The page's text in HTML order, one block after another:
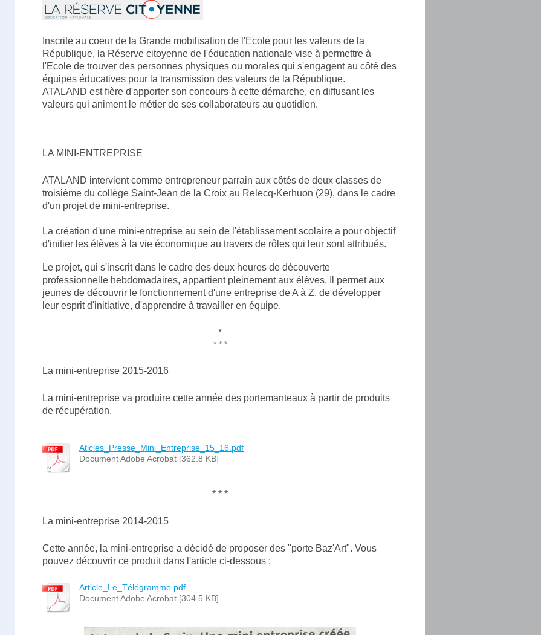
Inscrite au coeur de la Grande mobilisation de l'Ecole pour les valeurs de la
République, la Réserve citoyenne de l'éducation nationale vise à permettre à
l'Ecole de trouver des personnes physiques ou morales qui s'engagent au côté des
équipes éducatives pour la transmission des valeurs de la République.
ATALAND est fière d'apporter son concours à cette démarche, en diffusant les
valeurs qui animent le métier de ses collaborateurs au quotidien.
LA MINI-ENTREPRISE
ATALAND intervient comme entrepreneur parrain aux côtés de deux classes de
troisième du collège Saint-Jean de la Croix au Relecq-Kerhuon (29), dans le cadre
d'un projet de mini-entreprise.
La création d'une mini-entreprise au sein de l'établissement scolaire a pour objectif
d'initier les élèves à la vie économique au travers de rôles qui leur sont attribués.
Le projet, qui s'inscrit dans le cadre des deux heures de découverte
professionnelle hebdomadaires, appartient pleinement aux élèves. Il permet aux
jeunes de découvrir le fonctionnement d'une entreprise de A à Z, de développer
leur esprit d'initiative, d'apprendre à travailler en équipe.
*
* * *
La mini-entreprise 2015-2016
La mini-entreprise va produire cette année des portemanteaux à partir de produits
de récupération.
Aticles_Presse_Mini_Entreprise_15_16.pdf
Document Adobe Acrobat [362.8 KB]
* * *
La mini-entreprise 2014-2015
Cette année, la mini-entreprise a décidé de proposer des "porte Baz'Art". Vous
pouvez découvrir ce produit dans l'article ci-dessous :
Article_Le_Télégramme.pdf
Document Adobe Acrobat [304.5 KB]